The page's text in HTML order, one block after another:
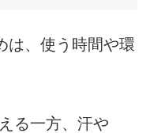
は、使う時間や環
る一方、汗や